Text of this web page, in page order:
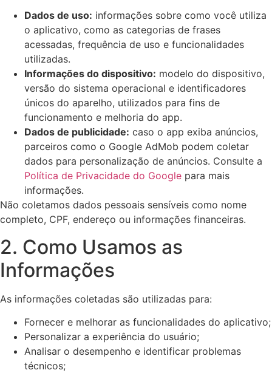
Dados de uso: informações sobre como você utiliza
o aplicativo, como as categorias de frases
acessadas, frequência de uso e funcionalidades
utilizadas.
Informações do dispositivo: modelo do dispositivo,
versão do sistema operacional e identificadores
únicos do aparelho, utilizados para fins de
funcionamento e melhoria do app.
Dados de publicidade: caso o app exiba anúncios,
parceiros como o Google AdMob podem coletar
dados para personalização de anúncios. Consulte a
Política de Privacidade do Google para mais
informações.
Não coletamos dados pessoais sensíveis como nome
completo, CPF, endereço ou informações financeiras.
2. Como Usamos as
Informações
As informações coletadas são utilizadas para:
Fornecer e melhorar as funcionalidades do aplicativo;
Personalizar a experiência do usuário;
Analisar o desempenho e identificar problemas
técnicos;